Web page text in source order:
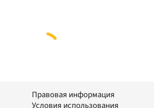
Правовая информация
Условия использования